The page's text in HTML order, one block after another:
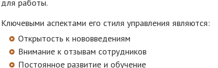
для работы.
Ключевыми аспектами его стиля управления являются:
Открытость к нововведениям
Внимание к отзывам сотрудников
Постоянное развитие и обучение